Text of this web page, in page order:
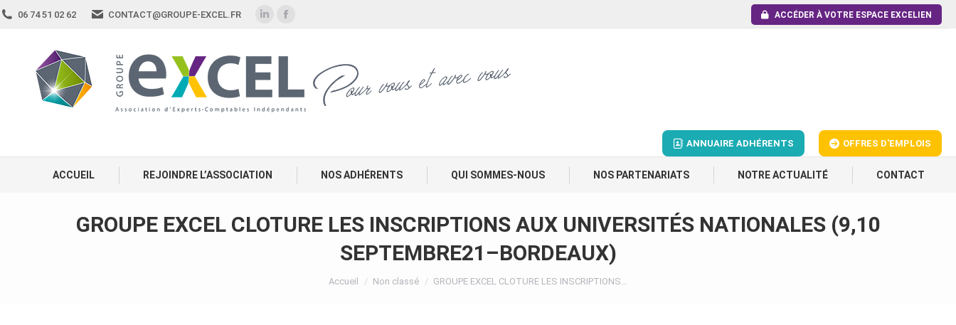
06 74 51 02 62 CONTACT@GROUPE-EXCEL.FR ACCÉDER À VOTRE ESPACE EXCELIEN
ANNUAIRE ADHÉRENTS OFFRES D'EMPLOIS
ACCUEIL REJOINDRE L’ASSOCIATION NOS ADHÉRENTS QUI SOMMES-NOUS NOS PARTENARIATS NOTRE ACTUALITÉ CONTACT
GROUPE EXCEL CLOTURE LES INSCRIPTIONS AUX UNIVERSITÉS NATIONALES (9,10
SEPTEMBRE21–BORDEAUX)
Vous êtes ici :
Accueil Non classé GROUPE EXCEL CLOTURE LES INSCRIPTIONS…